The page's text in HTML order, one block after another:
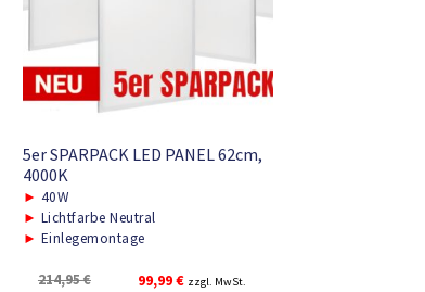
5er SPARPACK LED PANEL 62cm,
4000K
► 40W
► Lichtfarbe Neutral
► Einlegemontage
214,95€
Ursprünglicher
99,99€Aktueller
zzgl. MwSt.